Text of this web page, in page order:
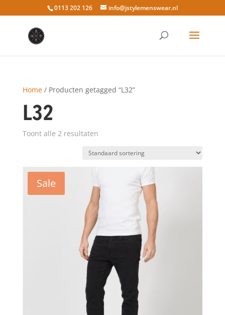
0113 202 126 info@jstylemenswear.nl
Home/ Producten getagged “L32”
L32
Toont alle 2 resultaten
Sale